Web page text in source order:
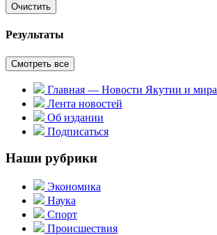
Очистить
Результаты
Смотреть все
Главная — Новости Якутии и мира
Лента новостей
Об издании
Подписаться
Наши рубрики
Экономика
Наука
Спорт
Происшествия